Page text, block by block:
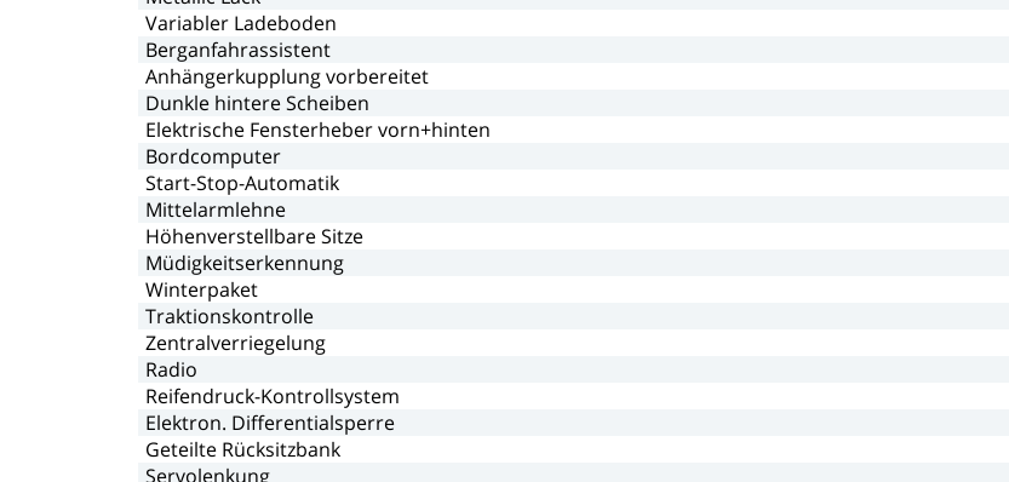
Variabler Ladeboden
Berganfahrassistent
Anhängerkupplungvorbereitet
Dunkle hintereScheiben
Elektrische Fensterhebervorn+hinten
Bordcomputer
Start-Stop-Automatik
Mittelarmlehne
HöhenverstellbareSitze
Müdigkeitserkennung
Winterpaket
Traktionskontrolle
Zentralverriegelung
Radio
Reifendruck-Kontrollsystem
Elektron. Differentialsperre
Geteilte Rücksitzbank
Servolenkung